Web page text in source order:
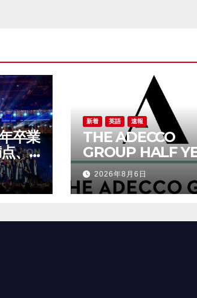
卒業
、
新着 英語 速報
THE ADECCO
GROUP HALF
REPORT 2026
2026年8月6日